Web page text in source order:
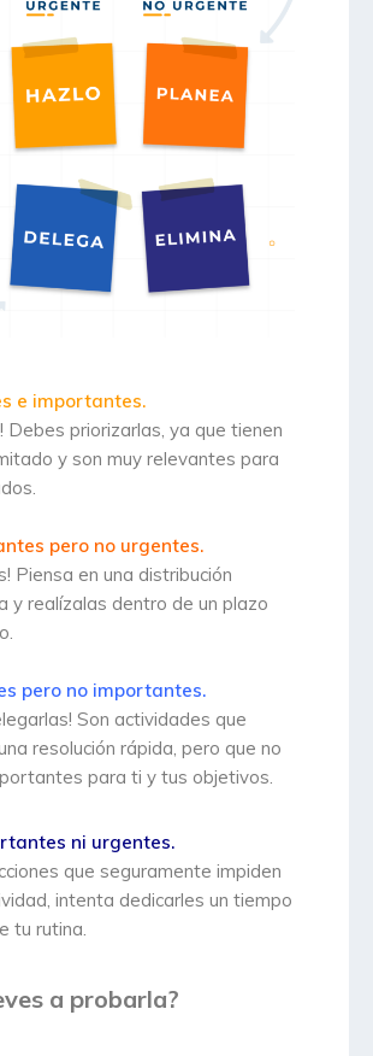
e importantes.
Debes priorizarlas, ya que tienen
y son muy relevantes para
pero no urgentes.
Piensa en una distribución
y realízalas dentro de un plazo
pero no importantes.
Son actividades que
resolución rápida, pero que no
para ti y tus objetivos.
ni urgentes.
que seguramente impiden
intenta dedicarles un tiempo
tu rutina.
a probarla?